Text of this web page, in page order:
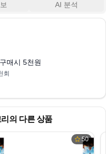
AI 분석
매시 5천원 상품권 증정! (+
회
의 다른 상품
50